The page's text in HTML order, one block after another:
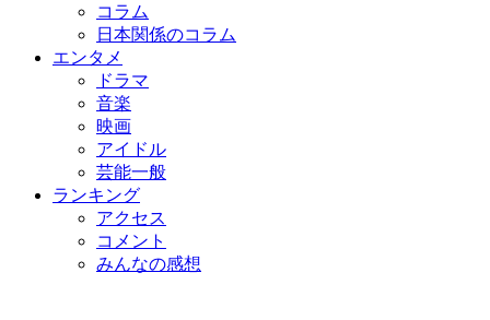
コラム
日本関係のコラム
エンタメ
ドラマ
音楽
映画
アイドル
芸能一般
ランキング
アクセス
コメント
みんなの感想